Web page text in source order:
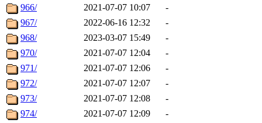
966/
2021-07-07 10:07
-
967/
2022-06-16 12:32
-
968/
2023-03-07 15:49
-
970/
2021-07-07 12:04
-
971/
2021-07-07 12:06
-
972/
2021-07-07 12:07
-
973/
2021-07-07 12:08
-
974/
2021-07-07 12:09
-